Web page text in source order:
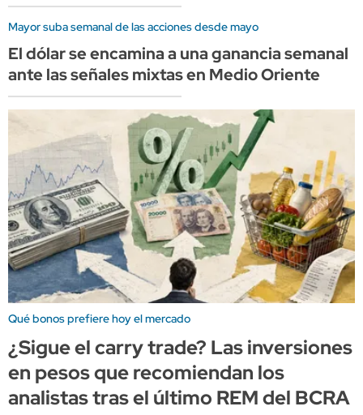
Mayor suba semanal de las acciones desde mayo
El dólar se encamina a una ganancia semanal
ante las señales mixtas en Medio Oriente
Qué bonos prefiere hoy el mercado
¿Sigue el carry trade? Las inversiones
en pesos que recomiendan los
analistas tras el último REM del BCRA